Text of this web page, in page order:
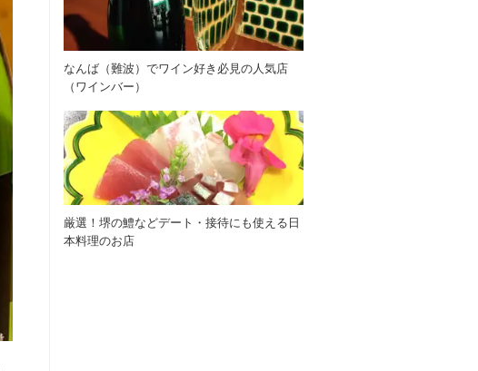
なんば（難波）でワイン好き必見の人気店
（ワインバー）
厳選！堺の鱧などデート・接待にも使える日
本料理のお店